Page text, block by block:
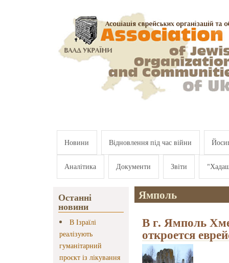
Новини Відновлення під час війни
Аналітика Документи Звіти
Останні
новини
В Ізраїлі
реалізують
гуманітарний
проєкт із лікування
Ямполь
В г. Ямполь
откроется